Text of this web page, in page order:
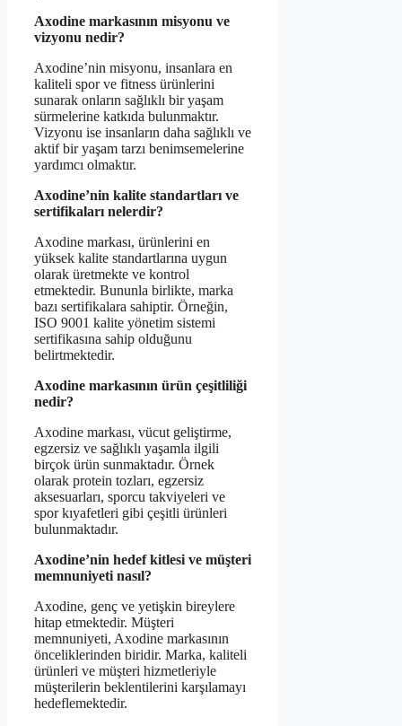
Axodine markasının misyonu ve
vizyonu nedir?
Axodine’nin misyonu, insanlara en
kaliteli spor ve fitness ürünlerini
sunarak onların sağlıklı bir yaşam
sürmelerine katkıda bulunmaktır.
Vizyonu ise insanların daha sağlıklı ve
aktif bir yaşam tarzı benimsemelerine
yardımcı olmaktır.
Axodine’nin kalite standartları ve
sertifikaları nelerdir?
Axodine markası, ürünlerini en
yüksek kalite standartlarına uygun
olarak üretmekte ve kontrol
etmektedir. Bununla birlikte, marka
bazı sertifikalara sahiptir. Örneğin,
ISO 9001 kalite yönetim sistemi
sertifikasına sahip olduğunu
belirtmektedir.
Axodine markasının ürün çeşitliliği
nedir?
Axodine markası, vücut geliştirme,
egzersiz ve sağlıklı yaşamla ilgili
birçok ürün sunmaktadır. Örnek
olarak protein tozları, egzersiz
aksesuarları, sporcu takviyeleri ve
spor kıyafetleri gibi çeşitli ürünleri
bulunmaktadır.
Axodine’nin hedef kitlesi ve müşteri
memnuniyeti nasıl?
Axodine, genç ve yetişkin bireylere
hitap etmektedir. Müşteri
memnuniyeti, Axodine markasının
önceliklerinden biridir. Marka, kaliteli
ürünleri ve müşteri hizmetleriyle
müşterilerin beklentilerini karşılamayı
hedeflemektedir.